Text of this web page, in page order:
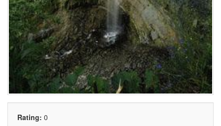
Rating: 0